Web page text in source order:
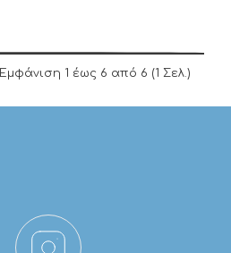
Εμφάνιση 1 έως 6 από 6 (1 Σελ.)